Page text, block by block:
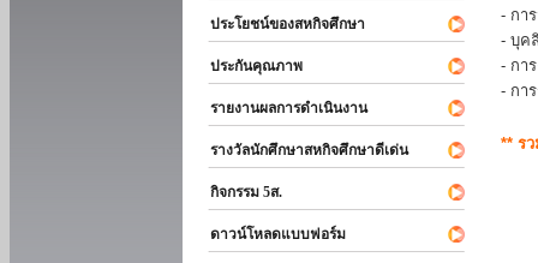
ประโยชน์ของสหกิจศึกษา
ประกันคุณภาพ
รายงานผลการดำเนินงาน
รางวัลนักศึกษาสหกิจศึกษาดีเด่น
กิจกรรม 5ส.
ดาวน์โหลดแบบฟอร์ม
- กา
- บุค
- กา
- กา
** ร